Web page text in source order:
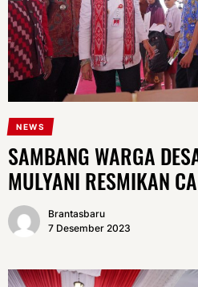
NEWS
SAMBANG WARGA
MULYANI RESMIKAN
Brantasbaru
7 Desember 2023